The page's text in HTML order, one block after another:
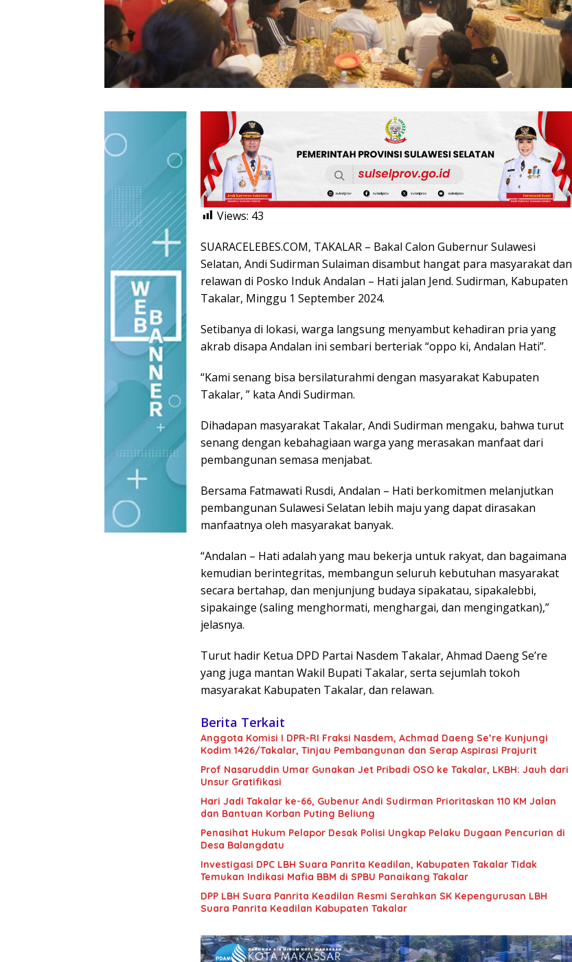
Views: 43
SUARACELEBES.COM, TAKALAR – Bakal Calon Gubernur Sulawesi
Selatan, Andi Sudirman Sulaiman disambut hangat para masyarakat dan
relawan di Posko Induk Andalan – Hati jalan Jend. Sudirman, Kabupaten
Takalar, Minggu 1 September 2024.
Setibanya di lokasi, warga langsung menyambut kehadiran pria yang
akrab disapa Andalan ini sembari berteriak “oppo ki, Andalan Hati”.
“Kami senang bisa bersilaturahmi dengan masyarakat Kabupaten
Takalar, ” kata Andi Sudirman.
Dihadapan masyarakat Takalar, Andi Sudirman mengaku, bahwa turut
senang dengan kebahagiaan warga yang merasakan manfaat dari
pembangunan semasa menjabat.
Bersama Fatmawati Rusdi, Andalan – Hati berkomitmen melanjutkan
pembangunan Sulawesi Selatan lebih maju yang dapat dirasakan
manfaatnya oleh masyarakat banyak.
“Andalan – Hati adalah yang mau bekerja untuk rakyat, dan bagaimana
kemudian berintegritas, membangun seluruh kebutuhan masyarakat
secara bertahap, dan menjunjung budaya sipakatau, sipakalebbi,
sipakainge (saling menghormati, menghargai, dan mengingatkan),”
jelasnya.
Turut hadir Ketua DPD Partai Nasdem Takalar, Ahmad Daeng Se’re
yang juga mantan Wakil Bupati Takalar, serta sejumlah tokoh
masyarakat Kabupaten Takalar, dan relawan.
Berita Terkait
Anggota Komisi I DPR-RI Fraksi Nasdem, Achmad Daeng Se’re Kunjungi
Kodim 1426/Takalar, Tinjau Pembangunan dan Serap Aspirasi Prajurit
Prof Nasaruddin Umar Gunakan Jet Pribadi OSO ke Takalar, LKBH: Jauh dari
Unsur Gratifikasi
Hari Jadi Takalar ke-66, Gubenur Andi Sudirman Prioritaskan 110 KM Jalan
dan Bantuan Korban Puting Beliung
Penasihat Hukum Pelapor Desak Polisi Ungkap Pelaku Dugaan Pencurian di
Desa Balangdatu
Investigasi DPC LBH Suara Panrita Keadilan, Kabupaten Takalar Tidak
Temukan Indikasi Mafia BBM di SPBU Panaikang Takalar
DPP LBH Suara Panrita Keadilan Resmi Serahkan SK Kepengurusan LBH
Suara Panrita Keadilan Kabupaten Takalar